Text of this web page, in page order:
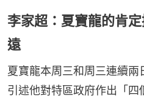
李家超：夏寶龍的肯
遠
夏寶龍本周三和周三連續
引述他對特區政府作出「